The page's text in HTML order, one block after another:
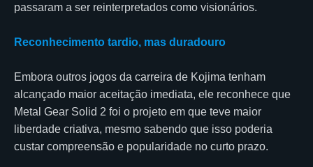
passaram a ser reinterpretados como visionários.
Reconhecimento tardio, mas duradouro
Embora outros jogos da carreira de Kojima tenham
alcançado maior aceitação imediata, ele reconhece que
Metal Gear Solid 2 foi o projeto em que teve maior
liberdade criativa, mesmo sabendo que isso poderia
custar compreensão e popularidade no curto prazo.